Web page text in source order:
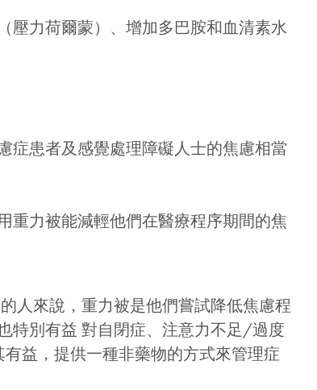
壓力荷爾蒙）、增加多巴胺和血清素水
症患者及感覺處理障礙人士的焦慮相當
重力被能減輕他們在醫療程序期間的焦
人來說，重力被是他們嘗試降低焦慮程
特別有益 對自閉症、注意力不足/過度
益，提供一種非藥物的方式來管理症